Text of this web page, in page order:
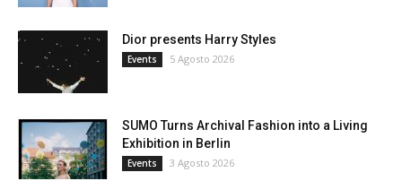
Dior presents Harry Styles
Events 5 Agosto 2026
SUMO Turns Archival Fashion into a Living
Exhibition in Berlin
Events 3 Agosto 2026